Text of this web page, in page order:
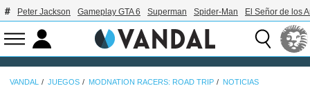
Peter Jackson Gameplay GTA 6 Superman Spider-Man El Señor de los
VANDAL JUEGOS MODNATION RACERS: ROAD TRIP NOTICIAS